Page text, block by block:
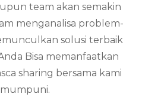
team akan semakin
menganalisa problem-
solusi terbaik
Bisa memanfaatkan
sharing bersama kami
mumpuni.